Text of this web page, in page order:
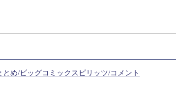
め/ビッグコミックスピリッツ/コメント